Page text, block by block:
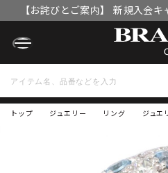
【お詫びとご案内】 新規入会
OFFクーポン」付与
トップ ジュエ
ジュエリー リング